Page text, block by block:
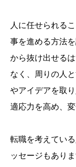
人に任せられる
事を進める方法
から抜け出せる
なく、周りの人
やアイデアを取
適応力を高め、
転職を考えてい
ッセージもあり